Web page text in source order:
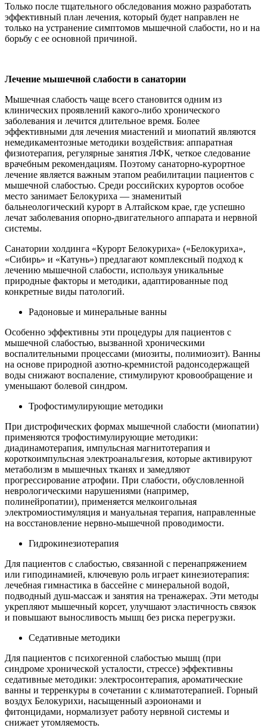
Только после тщательного обследования можно разработать
эффективный план лечения, который будет направлен не
только на устранение симптомов мышечной слабости, но и на
борьбу с ее основной причиной.
Лечение мышечной слабости в санатории
Мышечная слабость чаще всего становится одним из
клинических проявлений какого-либо хронического
заболевания и лечится длительное время. Более
эффективными для лечения миастений и миопатий являются
немедикаментозные методики воздействия: аппаратная
физиотерапия, регулярные занятия ЛФК, четкое следование
врачебным рекомендациям. Поэтому санаторно-курортное
лечение является важным этапом реабилитации пациентов с
мышечной слабостью. Среди российских курортов особое
место занимает Белокуриха — знаменитый
бальнеологический курорт в Алтайском крае, где успешно
лечат заболевания опорно-двигательного аппарата и нервной
системы.
Санатории холдинга «Курорт Белокуриха» («Белокуриха»,
«Сибирь» и «Катунь») предлагают комплексный подход к
лечению мышечной слабости, используя уникальные
природные факторы и методики, адаптированные под
конкретные виды патологий.
Радоновые и минеральные ванны
Особенно эффективны эти процедуры для пациентов с
мышечной слабостью, вызванной хроническими
воспалительными процессами (миозиты, полимиозит). Ванны
на основе природной азотно-кремнистой радонсодержащей
воды снижают воспаление, стимулируют кровообращение и
уменьшают болевой синдром.
Трофостимулирующие методики
При дистрофических формах мышечной слабости (миопатии)
применяются трофостимулирующие методики:
диадинамотерапия, импульсная магнитотерапия и
короткоимпульсная электроанальгезия, которые активируют
метаболизм в мышечных тканях и замедляют
прогрессирование атрофии. При слабости, обусловленной
неврологическими нарушениями (например,
полинейропатии), применяется мелкоигольная
электромиостимуляция и мануальная терапия, направленные
на восстановление нервно-мышечной проводимости.
Гидрокинезиотерапия
Для пациентов с слабостью, связанной с перенапряжением
или гиподинамией, ключевую роль играет кинезиотерапия:
лечебная гимнастика в бассейне с минеральной водой,
подводный душ-массаж и занятия на тренажерах. Эти методы
укрепляют мышечный корсет, улучшают эластичность связок
и повышают выносливость мышц без риска перегрузки.
Седативные методики
Для пациентов с психогенной слабостью мышц (при
синдроме хронической усталости, стрессе) эффективны
седативные методики: электросонтерапия, ароматические
ванны и терренкуры в сочетании с климатотерапией. Горный
воздух Белокурихи, насыщенный аэроионами и
фитонцидами, нормализует работу нервной системы и
снижает утомляемость.